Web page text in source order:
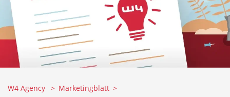
W4 Agency
Marketingblatt